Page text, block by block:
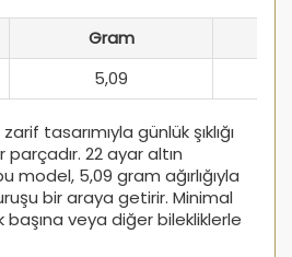
Gram
5,09
tasarımıyla günlük şıklığı
22 ayar altın
model, 5,09 gram ağırlığıyla
bir araya getirir. Minimal
veya diğer bilekliklerle